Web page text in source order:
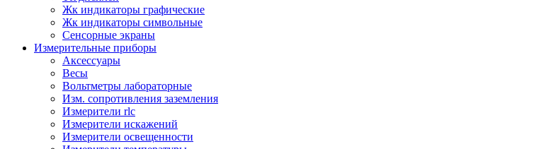
Жк индикаторы графические
Жк индикаторы символьные
Сенсорные экраны
Измерительные приборы
Аксессуары
Весы
Вольтметры лабораторные
Изм. сопротивления заземления
Измерители rlc
Измерители искажений
Измерители освещенности